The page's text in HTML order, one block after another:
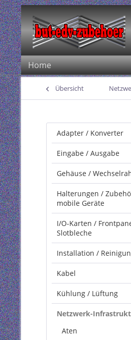
Home
Übersicht
Adapter / Konverter
Eingabe / Ausgabe
Gehäuse /
Halterungen /
mobile Geräte
I/O-Karten /
Slotbleche
Installation /
Kabel
Kühlung / Lüftung
Netzwerk-
Aten